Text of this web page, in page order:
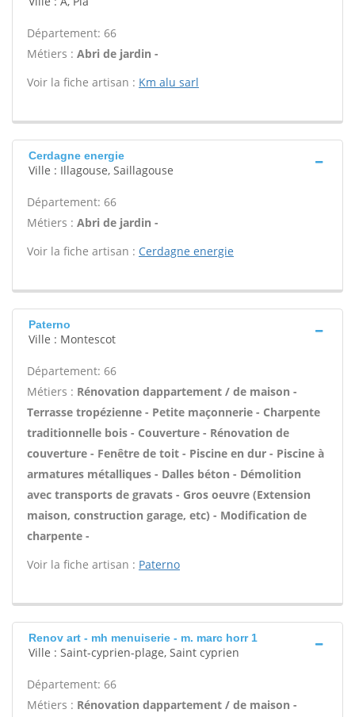
Département: 66
Métiers : Abri de jardin -
Voir la fiche artisan : Km alu sarl
Cerdagne energie
Ville : Illagouse, Saillagouse
Département: 66
Métiers : Abri de jardin -
Voir la fiche artisan : Cerdagne energie
Paterno
Ville : Montescot
Département: 66
Métiers : Rénovation dappartement / de maison -
Terrasse tropézienne - Petite maçonnerie - Charpente
traditionnelle bois - Couverture - Rénovation de
couverture - Fenêtre de toit - Piscine en dur - Piscine à
armatures métalliques - Dalles béton - Démolition
avec transports de gravats - Gros oeuvre (Extension
maison, construction garage, etc) - Modification de
charpente -
Voir la fiche artisan : Paterno
Renov art - mh menuiserie - m. marc horr 1
Ville : Saint-cyprien-plage, Saint cyprien
Département: 66
Métiers : Rénovation dappartement / de maison -